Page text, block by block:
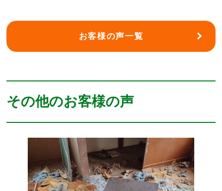
お客様の声一覧
その他のお客様の声